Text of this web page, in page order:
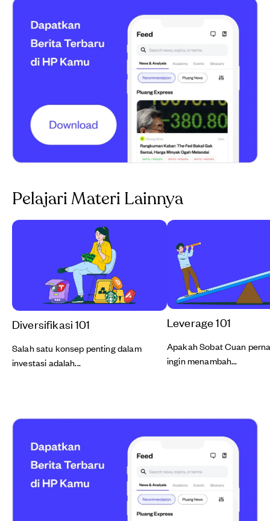
Pelajari Materi Lainnya
Diversifikasi 101
Salah satu konsep penting dalam
investasi adalah...
Leverage 101
Apakah Sobat Cuan
ingin menambah...